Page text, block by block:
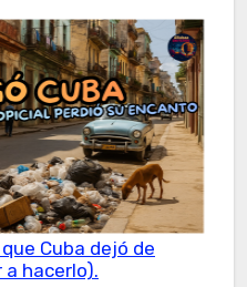
Cuba dejó de
a hacerlo).